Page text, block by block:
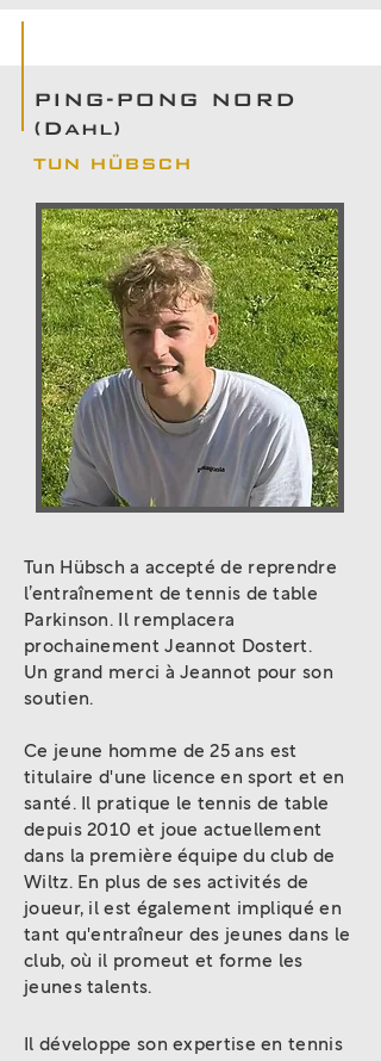
PING-PONG NORD
(Dahl)
TUN HÜBSCH
Tun Hübsch a accepté de reprendre
l’entraînement de tennis de table
Parkinson. Il remplacera
prochainement Jeannot Dostert.
Un grand merci à Jeannot pour son
soutien.
Ce jeune homme de 25 ans est
titulaire d'une licence en sport et en
santé. Il pratique le tennis de table
depuis 2010 et joue actuellement
dans la première équipe du club de
Wiltz. En plus de ses activités de
joueur, il est également impliqué en
tant qu'entraîneur des jeunes dans le
club, où il promeut et forme les
jeunes talents.
Il développe son expertise en tennis